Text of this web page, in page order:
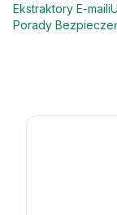
Ekstraktory E-maili
Porady